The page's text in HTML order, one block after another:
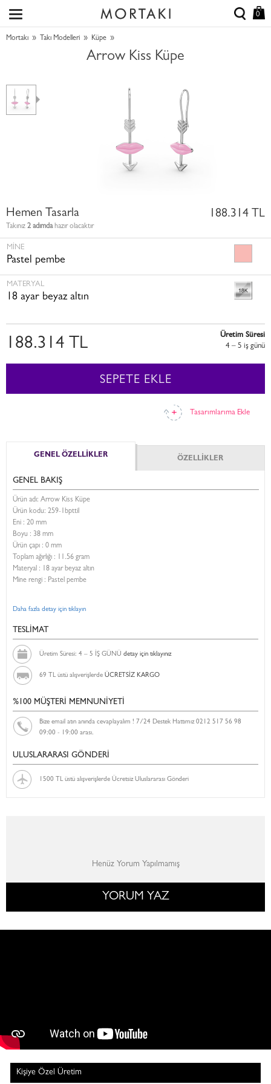
0
Mortakı » Takı Modelleri » Küpe »
Arrow Kiss Küpe
Hemen Tasarla
Takınız 2 adımdahazır olacaktır
188.314 TL
MINE
Pastel pembe
MATERYAL
18 ayar beyaz altın
Tasarımlarıma Ekle
188.314 TL
Üretim Süresi
4 – 5 i̇ş günü
SEPETE EKLE
GENEL ÖZELLİKLER ÖZELLİKLER
GENEL BAKIŞ
Ürün adı: Arrow Kiss Küpe
Ürün kodu: 259-1bpttil
Eni : 20 mm
Boyu : 38 mm
Ürün çapı : 0 mm
Toplam ağırlığı : 11.56 gram
Materyal : 18 ayar beyaz altın
Mine rengi : Pastel pembe
Daha fazla detay için tıklayın
TESLİMAT
Üretim Süresi: 4 – 5 İŞ GÜNÜ detay için tıklayınız
69 TL üstü alışverişlerde ÜCRETSİZ KARGO
%100 MÜŞTERİ MEMNUNİYETİ
Bize email atın anında cevaplayalım ! 7/24 Destek Hattımız 0212 517 56 98
09:00 - 19:00 arası.
ULUSLARARASI GÖNDERİ
1500 TL üstü alışverişlerde Ücretsiz Uluslararası Gönderi
Henüz Yorum Yapılmamış
YORUM YAZ
Kişiye Özel Üretim